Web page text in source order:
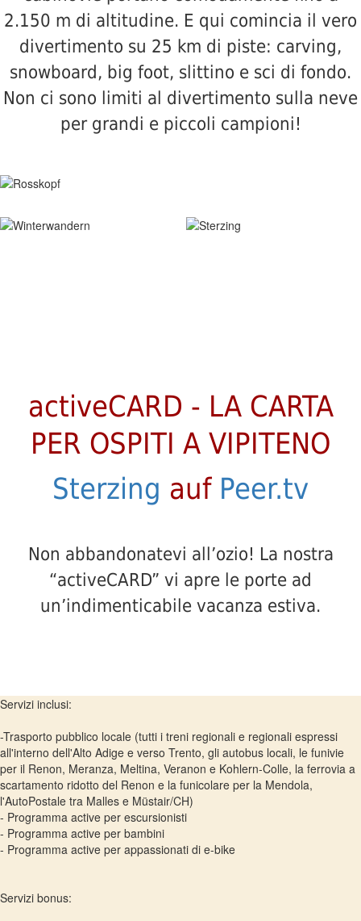
2.150 m di altitudine. E qui comincia il vero
divertimento su 25 km di piste: carving,
snowboard, big foot, slittino e sci di fondo.
Non ci sono limiti al divertimento sulla neve
per grandi e piccoli campioni!
activeCARD - LA CARTA
PER OSPITI A VIPITENO
Sterzing auf Peer.tv
Non abbandonatevi all’ozio! La nostra
“activeCARD” vi apre le porte ad
un’indimenticabile vacanza estiva.
Servizi inclusi:
-Trasporto pubblico locale (tutti i treni regionali e regionali espressi
all'interno dell'Alto Adige e verso Trento, gli autobus locali, le funivie
per il Renon, Meranza, Meltina, Veranon e Kohlern-Colle, la ferrovia a
scartamento ridotto del Renon e la funicolare per la Mendola,
l'AutoPostale tra Malles e Müstair/CH)
- Programma active per escursionisti
- Programma active per bambini
- Programma active per appassionati di e-bike
Servizi bonus: